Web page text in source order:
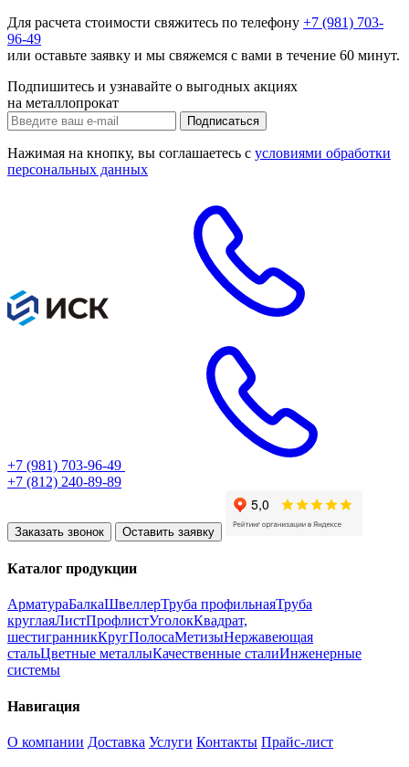
Для расчета стоимости свяжитесь по телефону +7 (981) 703-
96-49
или оставьте заявку и мы свяжемся с вами в течение 60 минут.
Подпишитесь и узнавайте о выгодных акциях
на металлопрокат
Нажимая на кнопку, вы соглашаетесь с условиями обработки
персональных данных
+7 (981) 703-96-49
+7 (812) 240-89-89
Заказать звонок Оставить заявку
Каталог продукции
АрматураБалкаШвеллерТруба профильнаяТруба
круглаяЛистПрофлистУголокКвадрат,
шестигранникКругПолосаМетизыНержавеющая
стальЦветные металлыКачественные сталиИнженерные
системы
Навигация
О компании Доставка Услуги Контакты Прайс-лист